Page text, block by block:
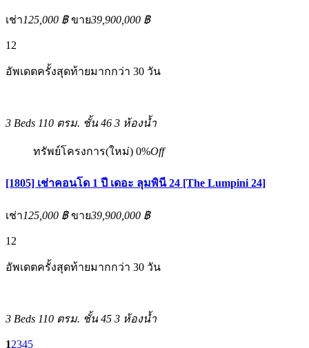
เช่า125,000 ฿ ขาย39,900,000 ฿
12
อัพเดตครั้งสุดท้ายมากกว่า 30 วัน
3 Beds 110 ตรม. ชั้น 46 3 ห้องน้ำ
ทรัพย์โครงการ(ใหม่) 0%Off
[1805] เช่าคอนโด 1 ปี เดอะ ลุมพินี 24 [The Lumpini 24]
เช่า125,000 ฿ ขาย39,900,000 ฿
12
อัพเดตครั้งสุดท้ายมากกว่า 30 วัน
3 Beds 110 ตรม. ชั้น 45 3 ห้องน้ำ
12345